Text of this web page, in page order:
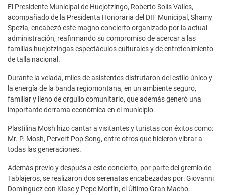
El Presidente Municipal de Huejotzingo, Roberto Solís Valles,
acompañado de la Presidenta Honoraria del DIF Municipal, Shamy
Spezia, encabezó este magno concierto organizado por la actual
administración, reafirmando su compromiso de acercar a las
familias huejotzingas espectáculos culturales y de entretenimiento
de talla nacional.
Durante la velada, miles de asistentes disfrutaron del estilo único y
la energía de la banda regiomontana, en un ambiente seguro,
familiar y lleno de orgullo comunitario, que además generó una
importante derrama económica en el municipio.
Plastilina Mosh hizo cantar a visitantes y turistas con éxitos como:
Mr. P. Mosh, Pervert Pop Song, entre otros que hicieron vibrar a
todas las generaciones.
Además previo y después a este concierto, por parte del gremio de
Tablajeros, se realizaron dos serenatas encabezadas por: Giovanni
Domínguez con Klase y Pepe Morfín, el Último Gran Macho.